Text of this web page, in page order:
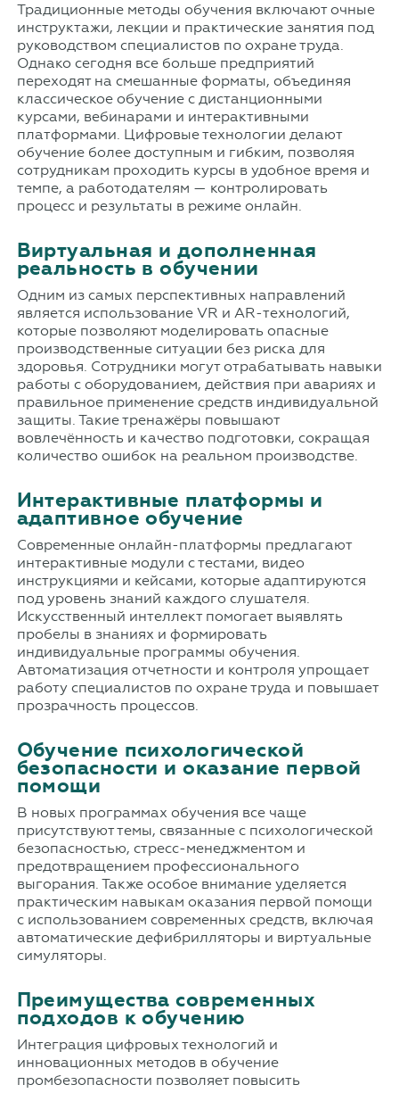
Традиционные методы обучения включают очные
инструктажи, лекции и практические занятия под
руководством специалистов по охране труда.
Однако сегодня все больше предприятий
переходят на смешанные форматы, объединяя
классическое обучение с дистанционными
курсами, вебинарами и интерактивными
платформами. Цифровые технологии делают
обучение более доступным и гибким, позволяя
сотрудникам проходить курсы в удобное время и
темпе, а работодателям — контролировать
процесс и результаты в режиме онлайн.
Виртуальная и дополненная
реальность в обучении
Одним из самых перспективных направлений
является использование VR и AR-технологий,
которые позволяют моделировать опасные
производственные ситуации без риска для
здоровья. Сотрудники могут отрабатывать навыки
работы с оборудованием, действия при авариях и
правильное применение средств индивидуальной
защиты. Такие тренажёры повышают
вовлечённость и качество подготовки, сокращая
количество ошибок на реальном производстве.
Интерактивные платформы и
адаптивное обучение
Современные онлайн-платформы предлагают
интерактивные модули с тестами, видео
инструкциями и кейсами, которые адаптируются
под уровень знаний каждого слушателя.
Искусственный интеллект помогает выявлять
пробелы в знаниях и формировать
индивидуальные программы обучения.
Автоматизация отчетности и контроля упрощает
работу специалистов по охране труда и повышает
прозрачность процессов.
Обучение психологической
безопасности и оказание первой
помощи
В новых программах обучения все чаще
присутствуют темы, связанные с психологической
безопасностью, стресс-менеджментом и
предотвращением профессионального
выгорания. Также особое внимание уделяется
практическим навыкам оказания первой помощи
с использованием современных средств, включая
автоматические дефибрилляторы и виртуальные
симуляторы.
Преимущества современных
подходов к обучению
Интеграция цифровых технологий и
инновационных методов в обучение
промбезопасности позволяет повысить